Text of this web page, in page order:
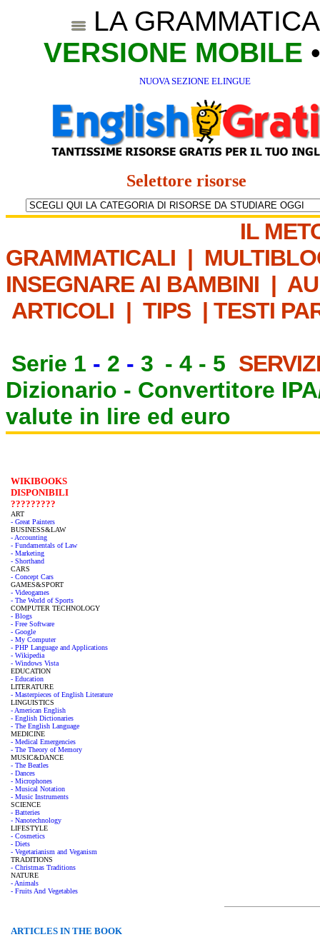
LA
VERSIONE MOBILE
NUOVA SEZIONE ELINGUE
Selettore risorse
IL
GRAMMATICALI |
INSEGNARE AI BAMBINI |
ARTICOLI | TIPS | TESTI
Serie 1 - 2 - 3 - 4 - 5
Dizionario - Convertitore
valute in lire ed euro
WIKIBOOKS
DISPONIBILI
?????????
ART
- Great Painters
BUSINESS&LAW
- Accounting
- Fundamentals of Law
- Marketing
- Shorthand
CARS
- Concept Cars
GAMES&SPORT
- Videogames
- The World of Sports
COMPUTER TECHNOLOGY
- Blogs
- Free Software
- Google
- My Computer
- PHP Language and Applications
- Wikipedia
- Windows Vista
EDUCATION
- Education
LITERATURE
- Masterpieces of English Literature
LINGUISTICS
- American English
- English Dictionaries
- The English Language
MEDICINE
- Medical Emergencies
- The Theory of Memory
MUSIC&DANCE
- The Beatles
- Dances
- Microphones
- Musical Notation
- Music Instruments
SCIENCE
- Batteries
- Nanotechnology
LIFESTYLE
- Cosmetics
- Diets
- Vegetarianism and Veganism
TRADITIONS
- Christmas Traditions
NATURE
- Animals
- Fruits And Vegetables
ARTICLES IN THE BOOK